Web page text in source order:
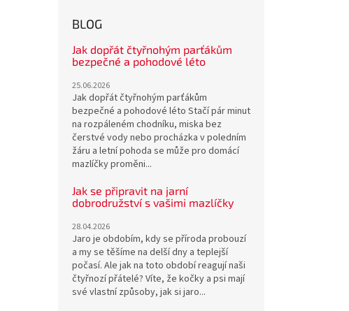
BLOG
Jak dopřát čtyřnohým parťákům
bezpečné a pohodové léto
25.06.2026
Jak dopřát čtyřnohým parťákům
bezpečné a pohodové léto Stačí pár minut
na rozpáleném chodníku, miska bez
čerstvé vody nebo procházka v poledním
žáru a letní pohoda se může pro domácí
mazlíčky proměni...
Jak se připravit na jarní
dobrodružství s vašimi mazlíčky
28.04.2026
Jaro je obdobím, kdy se příroda probouzí
a my se těšíme na delší dny a teplejší
počasí. Ale jak na toto období reagují naši
čtyřnozí přátelé? Víte, že kočky a psi mají
své vlastní způsoby, jak si jaro...